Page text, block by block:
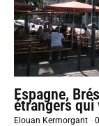
Espagne,
étrangers
Elouan Kermorgant -